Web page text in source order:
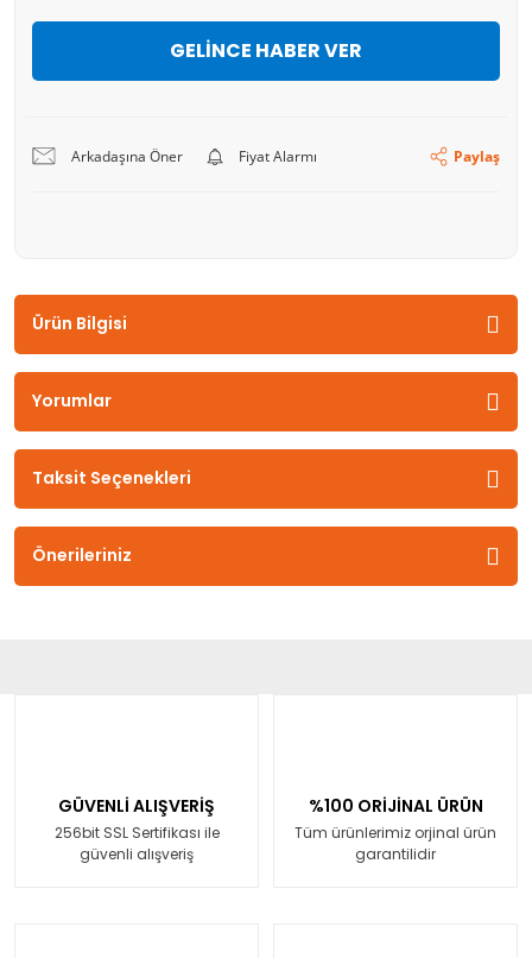
GELİNCE HABER VER
Arkadaşına Öner Fiyat Alarmı Paylaş
Ürün Bilgisi
Yorumlar
Taksit Seçenekleri
Önerileriniz
GÜVENLİ ALIŞVERİŞ
256bit SSL Sertifikası ile
güvenli alışveriş
%100 ORİJİNAL ÜRÜN
Tüm ürünlerimiz orjinal ürün
garantilidir